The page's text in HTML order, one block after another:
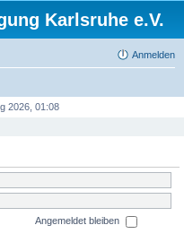
Karlsruhe e.V.
Anmelden
2026, 01:08
Angemeldet bleiben